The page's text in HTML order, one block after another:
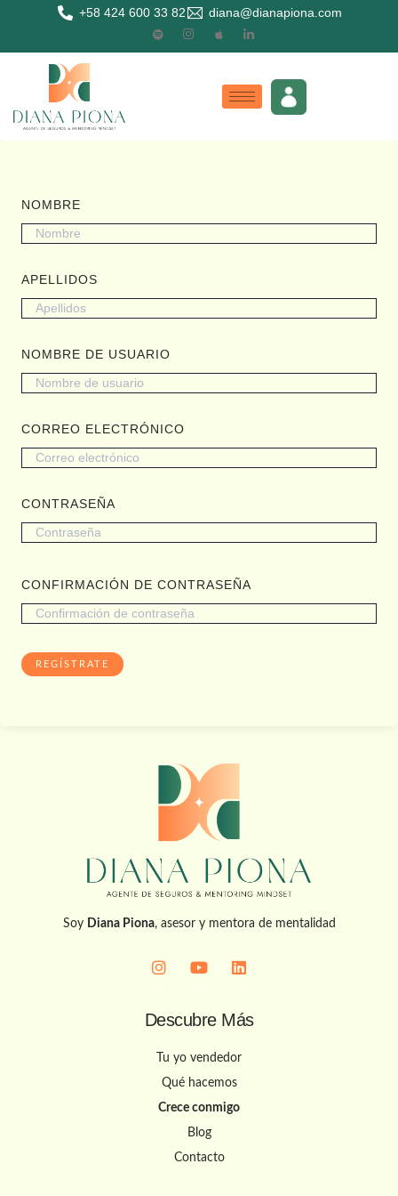
+58 424 600 33 82 diana@dianapiona.com
NOMBRE
APELLIDOS
NOMBRE DE USUARIO
CORREO ELECTRÓNICO
CONTRASEÑA
CONFIRMACIÓN DE CONTRASEÑA
REGÍSTRATE
Soy Diana Piona, asesor y mentora de mentalidad
Descubre Más
Tu yo vendedor
Qué hacemos
Crece conmigo
Blog
Contacto